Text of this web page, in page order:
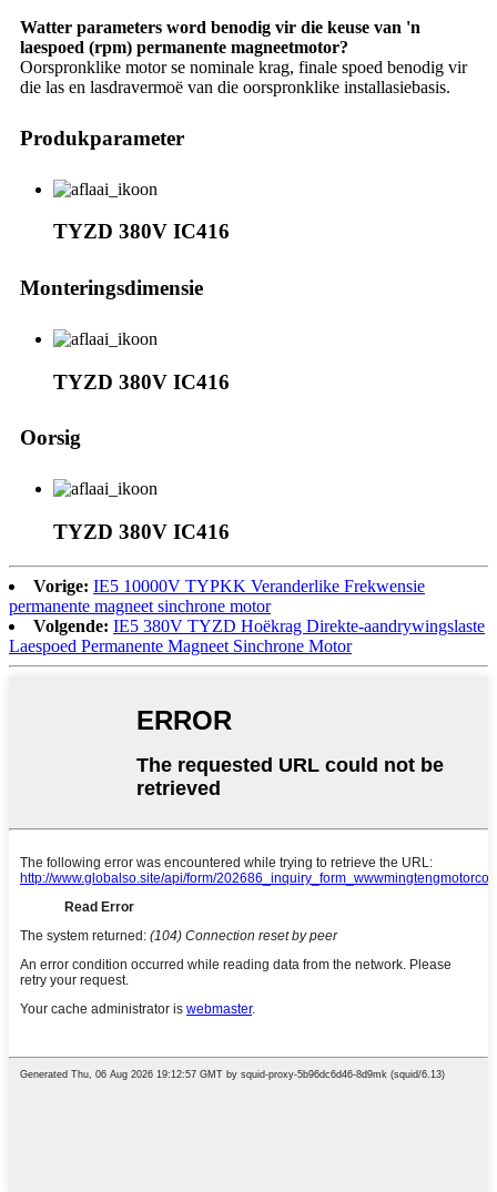
Watter parameters word benodig vir die keuse van 'n
laespoed (rpm) permanente magneetmotor?
Oorspronklike motor se nominale krag, finale spoed benodig vir
die las en lasdravermoë van die oorspronklike installasiebasis.
Produkparameter
TYZD 380V IC416
Monteringsdimensie
TYZD 380V IC416
Oorsig
TYZD 380V IC416
Vorige: IE5 10000V TYPKK Veranderlike Frekwensie
permanente magneet sinchrone motor
Volgende: IE5 380V TYZD Hoëkrag Direkte-aandrywingslaste
Laespoed Permanente Magneet Sinchrone Motor